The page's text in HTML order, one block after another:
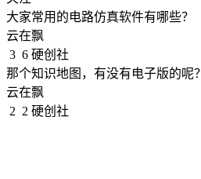
大家常用的电路仿真软件有哪些？
云在飘
3 6 硬创社
那个知识地图，有没有电子版的呢？
云在飘
2 2 硬创社